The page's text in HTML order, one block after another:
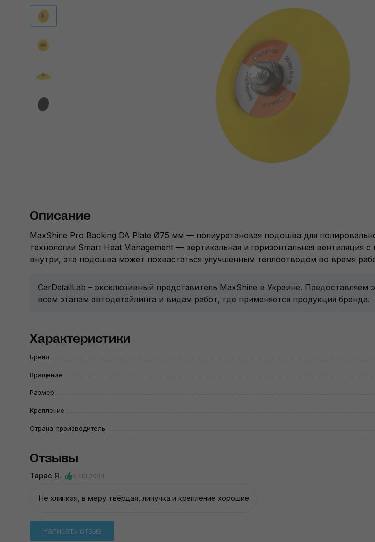
Описание
MaxShine Pro Backing DA Plate Ø75 мм — полиуретановая подошва для
технологии Smart Heat Management — вертикальная и горизонтальная вентиляция
внутри, эта подошва может похвастаться улучшенным теплоотводом во время
CarDetailLab – эксклюзивный представитель MaxShine в Украине. Предоставляем
всем этапам автодетейлинга и видам работ, где применяется продукция бренда.
Характеристики
Бренд
Вращение
Размер
Крепление
Страна-производитель
Отзывы
Тарас Я. 27.10.2024
Не хлипкая, в меру твёрдая, липучка и крепление хорошие
Написать отзыв